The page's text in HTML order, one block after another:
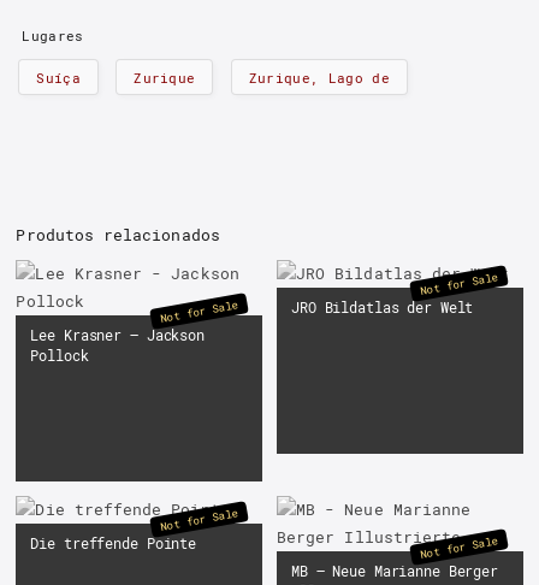
Lugares
Suíça Zurique Zurique, Lago de
Produtos relacionados
Lee Krasner – Jackson
Pollock
Not for Sale JRO Bildatlas der Welt
Not for Sale
Die treffende Pointe
Not for Sale
MB – Neue Marianne Berger
Not for Sale